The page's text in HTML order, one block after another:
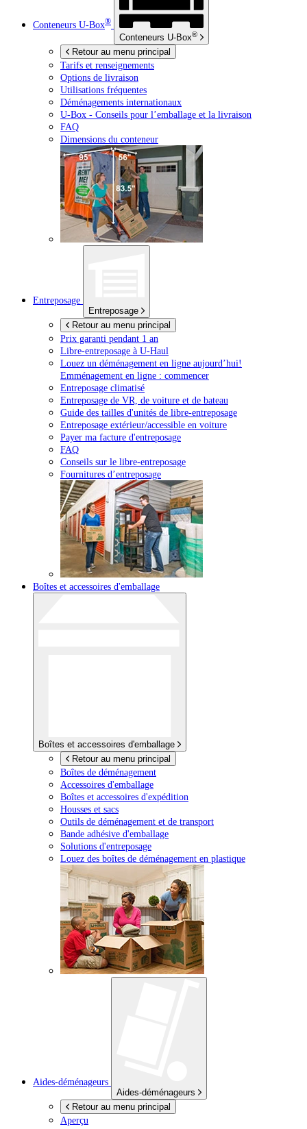
Conteneurs U-Box®
Conteneurs U-Box®
Retour au menu principal
Tarifs et renseignements
Options de livraison
Utilisations fréquentes
Déménagements internationaux
U-Box - Conseils pour l’emballage et la livraison
FAQ
Dimensions du conteneur
Entreposage
Entreposage
Retour au menu principal
Prix garanti pendant 1 an
Libre-entreposage à U-Haul
Louez un déménagement en ligne aujourd’hui!
Emménagement en ligne : commencer
Entreposage climatisé
Entreposage de VR, de voiture et de bateau
Guide des tailles d'unités de libre-entreposage
Entreposage extérieur/accessible en voiture
Payer ma facture d'entreposage
FAQ
Conseils sur le libre-entreposage
Fournitures d’entreposage
Boîtes et accessoires d'emballage
Boîtes et accessoires d'emballage
Retour au menu principal
Boîtes de déménagement
Accessoires d'emballage
Boîtes et accessoires d'expédition
Housses et sacs
Outils de déménagement et de transport
Bande adhésive d'emballage
Solutions d'entreposage
Louez des boîtes de déménagement en plastique
Aides-déménageurs
Aides-déménageurs
Retour au menu principal
Aperçu